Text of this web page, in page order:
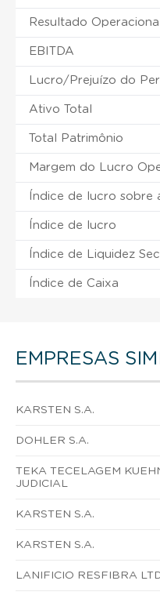
Resultado Operacional
EBITDA
Lucro/Prejuízo do
Ativo Total
Total Patrimônio
Margem do Lucro
Índice de lucro sobre
Índice de lucro
Índice de Liquidez
Índice de Caixa
EMPRESAS
KARSTEN S.A.
DOHLER S.A.
TEKA TECELAGEM
JUDICIAL
KARSTEN S.A.
KARSTEN S.A.
LANIFICIO RESFIBRA